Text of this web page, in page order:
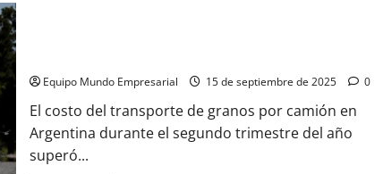
desde
asumió
Milei
Equipo Mundo Empresarial 15 de septiembre de 2025 0
El costo del transporte de granos por camión en
Argentina durante el segundo trimestre del año
superó...